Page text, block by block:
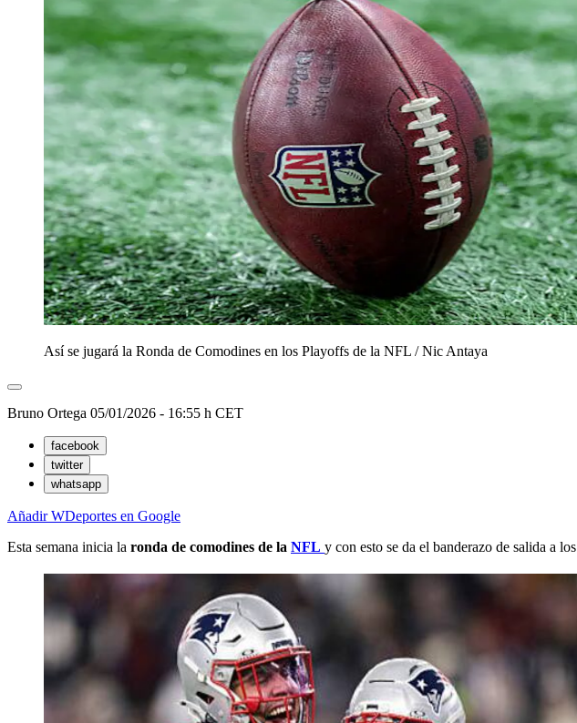
Así se jugará la Ronda de Comodines en los Playoffs de la NFL /Nic Antaya
Bruno Ortega 05/01/2026 - 16:55 h CET
facebook
twitter
whatsapp
Añadir WDeportes en Google
Esta semana inicia la ronda de comodines de la NFL y con esto se da el banderazo de salida a los